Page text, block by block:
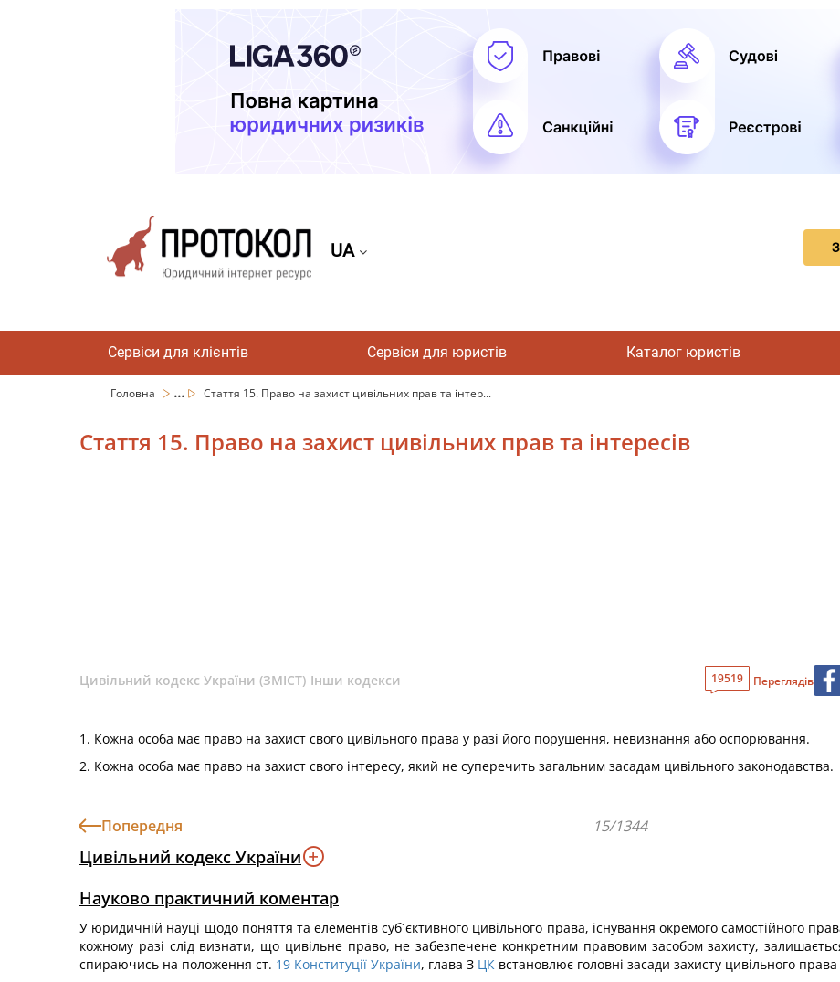
UA
Сервіси для клієнтів Сервіси для юристів Каталог юристів
Головна ... Стаття 15. Право на захист цивільних прав та інтер...
Стаття 15. Право на захист цивільних прав та інтересів
Цивільний кодекс України (ЗМІСТ) Інши кодекси 19519 Переглядів
1. Кожна особа має право на захист свого цивільного права у разі його порушення, невизнання або оспорювання.
2. Кожна особа має право на захист свого інтересу, який не суперечить загальним засадам цивільного законодавства.
Попередня 15/1344
Цивільний кодекс України
Науково практичний коментар
У юридичній науці щодо поняття та елементів суб´єктивного цивільного права, існування окремого самостійного
кожному разі слід визнати, що цивільне право, не забезпечене конкретним правовим засобом захисту,
спираючись на положення ст. 19 Конституції України, глава З ЦК встановлює головні засади захисту цивільного права